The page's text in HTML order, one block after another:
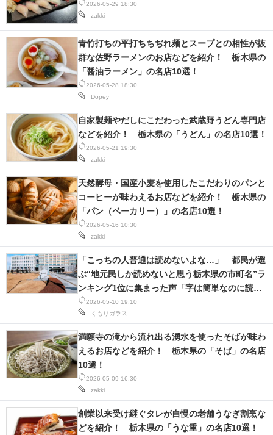
製造業のIT導入・活用を支援
モノづくり技術者専門サイト
エレクトロニクス専門サイト
電子設計の基本と応用
エネルギーの専門メディア
建設×テクノロジーの最前線
2026-05-29 18:30
zakki
2026-05-28 18:30
Dopey
青竹打ちの平打ちちぢれ麺とスープとの相性が抜
群な佐野ラーメンのお店などを紹介！ 栃木県の
「醤油ラーメン」の名店10選！
2026-05-21 19:30
zakki
自家製麺やだしにこだわった武蔵野うどん専門店
などを紹介！ 栃木県の「うどん」の名店10選！
2026-05-16 10:30
zakki
天然酵母・国産小麦を使用したこだわりのパンと
コーヒーが味わえるお店などを紹介！ 栃木県の
「パン（ベーカリー）」の名店10選！
2026-05-10 19:10
くもりガラス
「こっちの人普通は読めないよな…」 都民が選
ぶ“地元民しか読めないと思う栃木県の市町名”ラ
ンキング1位に集まった声「字は簡単なのに読め
ない」「まあ…読める」という人も
2026-05-09 16:30
zakki
満願寺の滝から流れ出る湧水を使ったそばが味わ
えるお店などを紹介！ 栃木県の「そば」の名店
10選！
創業以来受け継ぐタレが自慢の老舗うなぎ割烹な
どを紹介！ 栃木県の「うな重」の名店10選！